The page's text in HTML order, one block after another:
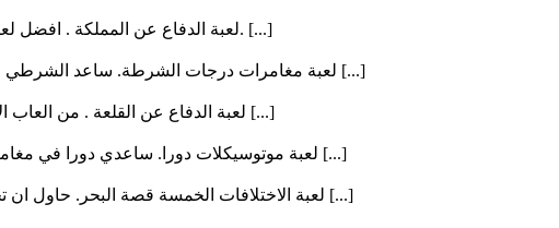
لعبة الدفاع عن المملكة . افضل لعبة دفاع و تخطيط و بها العديد من العناصر و الاسلحة المنوعة. [...]
لعبة مغامرات درجات الشرطة. ساعد الشرطي في الوصول الي خط النهاية باسرع وقت . الطريق صعب جدا [...]
لعبة الدفاع عن القلعة . من العاب الاستراتيجية الجميلة . حاول بالمحارب و قدرتك علي التصويب [...]
لعبة موتوسيكلات دورا. ساعدي دورا في مغامرات الموتوسيكلات الجديدة. في كل مرحلة مطلوب منك جم [...]
لعبة الاختلافات الخمسة قصة البحر. حاول ان تجد في كل صورة من صور قصة اسطورة البحر الخمس اخت [...]